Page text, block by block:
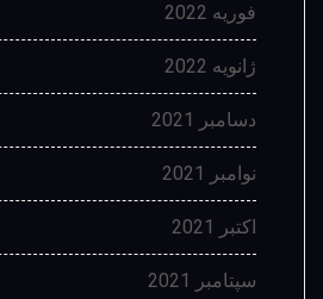
فوریه 2022
ژانویه 2022
دسامبر 2021
نوامبر 2021
اکتبر 2021
سپتامبر 2021